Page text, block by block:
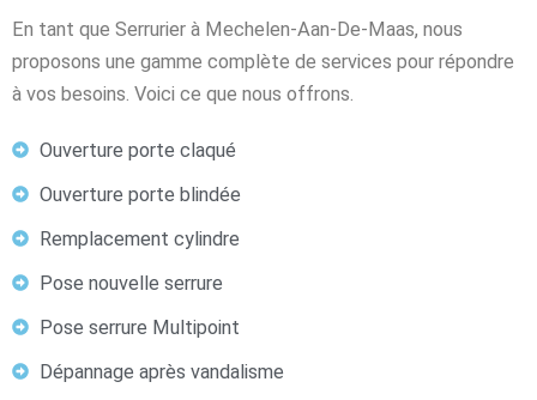
En tant que Serrurier à Mechelen-Aan-De-Maas, nous
proposons une gamme complète de services pour répondre
à vos besoins. Voici ce que nous offrons.
Ouverture porte claqué
Ouverture porte blindée
Remplacement cylindre
Pose nouvelle serrure
Pose serrure Multipoint
Dépannage après vandalisme